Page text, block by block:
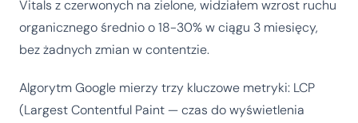
Vitals z czerwonych na zielone, widziałem wzrost ruchu
organicznego średnio o 18-30% w ciągu 3 miesięcy,
bez żadnych zmian w contentzie.
Algorytm Google mierzy trzy kluczowe metryki: LCP
(Largest Contentful Paint — czas do wyświetlenia